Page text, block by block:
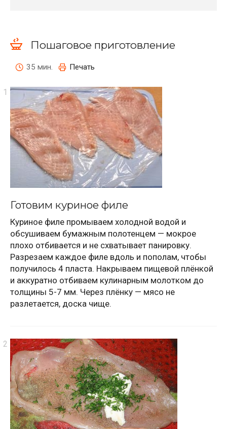
Пошаговое приготовление
35 мин. Печать
Готовим куриное филе
Куриное филе промываем холодной водой и
обсушиваем бумажным полотенцем — мокрое
плохо отбивается и не схватывает панировку.
Разрезаем каждое филе вдоль и пополам, чтобы
получилось 4 пласта. Накрываем пищевой плёнкой
и аккуратно отбиваем кулинарным молотком до
толщины 5-7 мм. Через плёнку — мясо не
разлетается, доска чище.